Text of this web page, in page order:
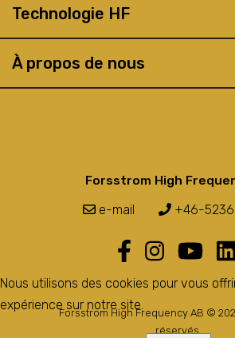
Technologie HF
À propos de nous
Forsstrom High
e-mail +46-
Forsstrom High Frequency AB ©
réservés.
Nous utilisons des cookies pour vous
expérience sur notre site.